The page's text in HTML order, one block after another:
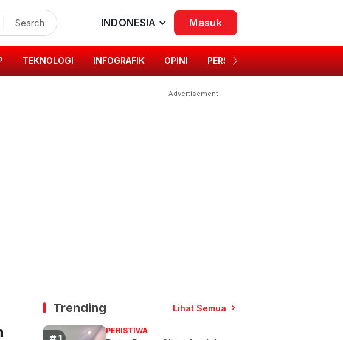
Search INDONESIA Masuk
TEKNOLOGI INFOGRAFIK OPINI PERSONA
Advertisement
Trending Lihat Semua
PERISTIWA